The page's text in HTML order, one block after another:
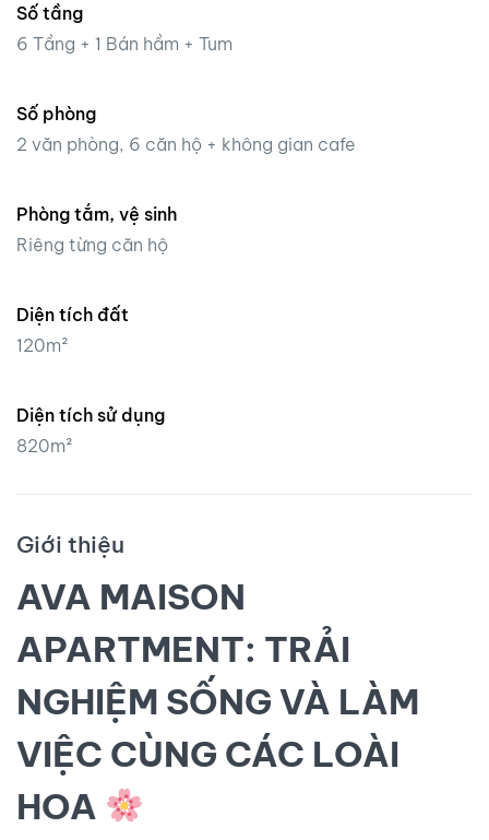
Số tầng
6 Tầng + 1 Bán hầm + Tum
Số phòng
2 văn phòng, 6 căn hộ + không gian cafe
Phòng tắm, vệ sinh
Riêng từng căn hộ
Diện tích đất
120m²
Diện tích sử dụng
820m²
Giới thiệu
AVA MAISON
APARTMENT: TRẢI
NGHIỆM SỐNG VÀ LÀM
VIỆC CÙNG CÁC LOÀI
HOA